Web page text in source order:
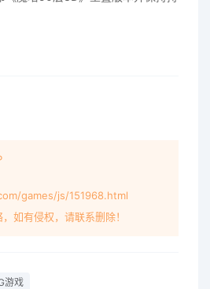
games/js/151968.html
如有侵权，请联系删除！
游戏